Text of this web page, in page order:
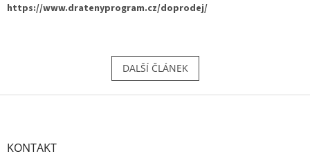
https://www.dratenyprogram.cz/doprodej/
DALŠÍ ČLÁNEK
Z
KONTAKT